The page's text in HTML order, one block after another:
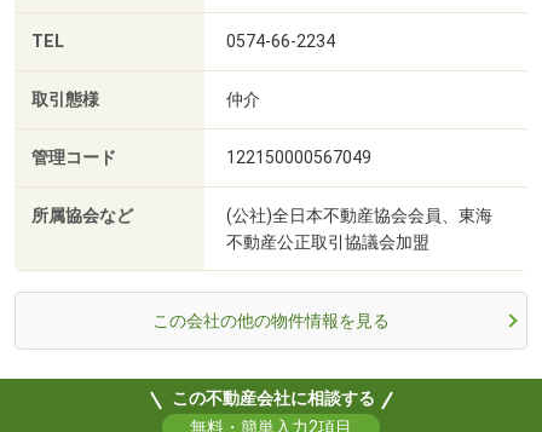
TEL 0574-66-2234
取引態様 仲介
管理コード 122150000567049
所属協会など
(公社)全日本不動産協会会員、東海
不動産公正取引協議会加盟
この会社の他の物件情報を見る
この不動産会社に相談する
無料・簡単入力2項目